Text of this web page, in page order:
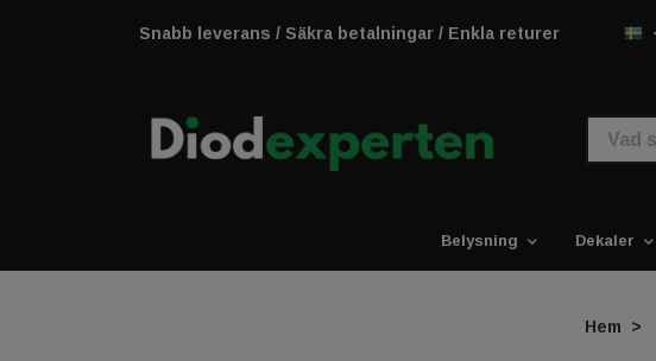
Snabb leverans / Säkra betalningar / Enkla returer
Belysning Dekaler
Hem